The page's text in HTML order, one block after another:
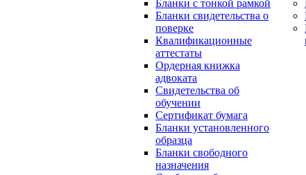
Бланки с тонкой рамкой
Бланки свидетельства о
поверке
Квалификационные
аттестаты
Ордерная книжка
адвоката
Свидетельства об
обучении
Сертификат бумага
Бланки установленного
образца
Бланки свободного
назначения